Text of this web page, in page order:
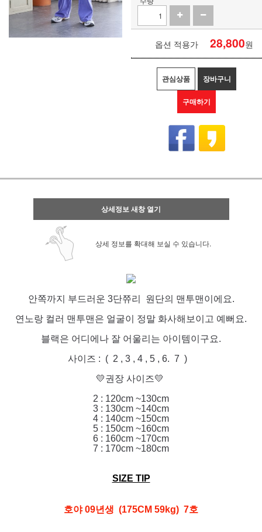
옵션 적용가 28,800원
관심상품 장바구니
구매하기
상세정보 새창 열기
상세 정보를 확대해 보실 수 있습니다.
안쪽까지 부드러운 3단쮸리 원단의 맨투맨이에요.
연노랑 컬러 맨투맨은 얼굴이 정말 화사해보이고 예뻐요.
블랙은 어디에나 잘 어울리는 아이템이구요.
사이즈 : ( 2 , 3 , 4 , 5 , 6. 7 )
💛권장 사이즈💛
2 : 120cm ~130cm
3 : 130cm ~140cm
4 : 140cm ~150cm
5 : 150cm ~160cm
6 : 160cm ~170cm
7 : 170cm ~180cm
SIZE TIP
호야 09년생 (175CM 59kg) 7호